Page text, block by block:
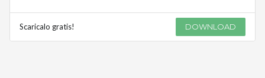
Scaricalo gratis! DOWNLOAD